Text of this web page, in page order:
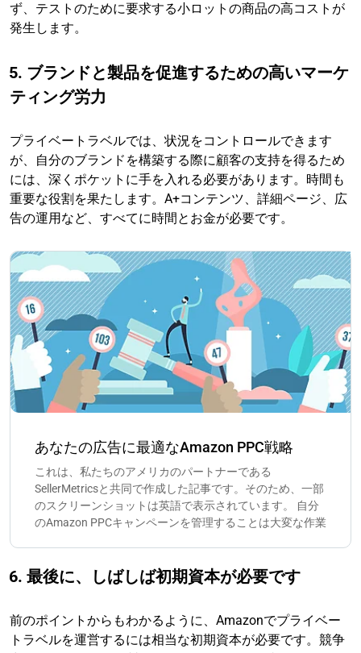
ず、テストのために要求する小ロットの商品の高コストが
発生します。
5. ブランドと製品を促進するための高いマーケ
ティング労力
プライベートラベルでは、状況をコントロールできます
が、自分のブランドを構築する際に顧客の支持を得るため
には、深くポケットに手を入れる必要があります。時間も
重要な役割を果たします。A+コンテンツ、詳細ページ、広
告の運用など、すべてに時間とお金が必要です。
あなたの広告に最適なAmazon PPC戦略
これは、私たちのアメリカのパートナーである
SellerMetricsと共同で作成した記事です。そのため、一部
のスクリーンショットは英語で表示されています。 自分
のAmazon PPCキャンペーンを管理することは大変な作業
6. 最後に、しばしば初期資本が必要です
前のポイントからもわかるように、Amazonでプライベー
トラベルを運営するには相当な初期資本が必要です。競争